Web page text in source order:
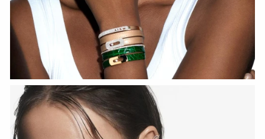
HOZIR KO‘RISH